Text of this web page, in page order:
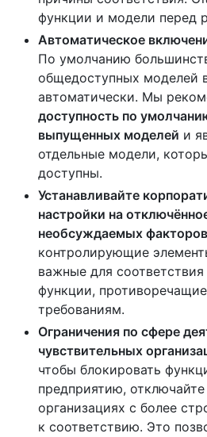
функции и модели перед
Автоматическое
По умолчанию
общедоступных моделей
автоматически. Мы
доступность по
выпущенных моделей и
отдельные модели,
доступны.
Устанавливайте
настройки на
необсуждаемых факторов
контролирующие
важные для
функции,
требованиям.
Ограничения по сфере
чувствительных
чтобы блокировать
предприятию,
организациях с более
к соответствию. Это